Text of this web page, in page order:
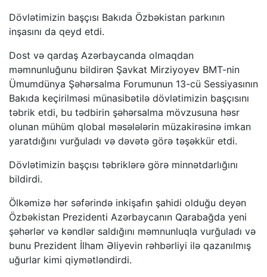
Dövlətimizin başçısı Bakıda Özbəkistan parkının
inşasını da qeyd etdi.
Dost və qardaş Azərbaycanda olmaqdan
məmnunluğunu bildirən Şavkat Mirziyoyev BMT-nin
Ümumdünya Şəhərsalma Forumunun 13-cü Sessiyasının
Bakıda keçirilməsi münasibətilə dövlətimizin başçısını
təbrik etdi, bu tədbirin şəhərsalma mövzusuna həsr
olunan mühüm qlobal məsələlərin müzakirəsinə imkan
yaratdığını vurğuladı və dəvətə görə təşəkkür etdi.
Dövlətimizin başçısı təbriklərə görə minnətdarlığını
bildirdi.
Ölkəmizə hər səfərində inkişafın şahidi olduğu deyən
Özbəkistan Prezidenti Azərbaycanın Qarabağda yeni
şəhərlər və kəndlər saldığını məmnunluqla vurğuladı və
bunu Prezident İlham Əliyevin rəhbərliyi ilə qazanılmış
uğurlar kimi qiymətləndirdi.